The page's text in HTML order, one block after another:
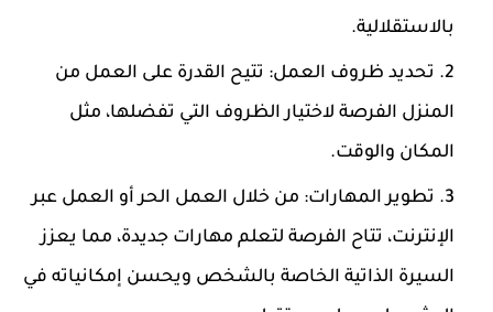
بالاستقلالية.
تحديد ظروف العمل: تتيح القدرة على العمل من
المنزل الفرصة لاختيار الظروف التي تفضلها، مثل
المكان والوقت.
تطوير المهارات: من خلال العمل الحر أو العمل عبر
الإنترنت، تتاح الفرصة لتعلم مهارات جديدة، مما يعزز
السيرة الذاتية الخاصة بالشخص ويحسن إمكانياته في